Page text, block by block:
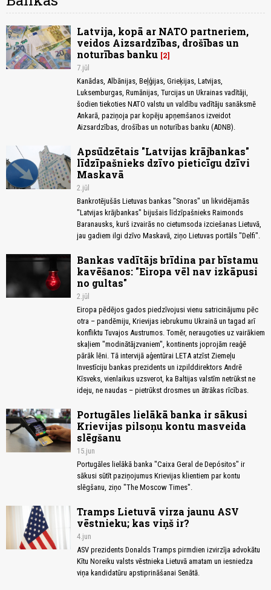
Latvija, kopā ar NATO partneriem,
veidos Aizsardzības, drošības un
noturības banku 2
7.jūl
Kanādas, Albānijas, Beļģijas, Grieķijas, Latvijas,
Luksemburgas, Rumānijas, Turcijas un Ukrainas vadītāji,
šodien tiekoties NATO valstu un valdību vadītāju sanāksmē
Ankarā, paziņoja par kopēju apņemšanos izveidot
Aizsardzības, drošības un noturības banku (ADNB).
Apsūdzētais "Latvijas krājbankas"
līdzīpašnieks dzīvo pieticīgu dzīvi
Maskavā
2.jūl
Bankrotējušās Lietuvas bankas "Snoras" un likvidējamās
"Latvijas krājbankas" bijušais līdzīpašnieks Raimonds
Baranausks, kurš izvairās no cietumsoda izciešanas Lietuvā,
jau gadiem ilgi dzīvo Maskavā, ziņo Lietuvas portāls "Delfi".
Bankas vadītājs brīdina par bīstamu
kavēšanos: "Eiropa vēl nav izkāpusi
no gultas"
2.jūl
Eiropa pēdējos gados piedzīvojusi vienu satricinājumu pēc
otra – pandēmiju, Krievijas iebrukumu Ukrainā un tagad arī
konfliktu Tuvajos Austrumos. Tomēr, neraugoties uz vairākiem
skaļiem "modinātājzvaniem", kontinents joprojām reaģē
pārāk lēni. Tā intervijā aģentūrai LETA atzīst Ziemeļu
Investīciju bankas prezidents un izpilddirektors Andrē
Kīsveks, vienlaikus uzsverot, ka Baltijas valstīm netrūkst ne
ideju, ne naudas – pietrūkst drosmes un ātrākas rīcības.
Portugāles lielākā banka ir sākusi
Krievijas pilsoņu kontu masveida
slēgšanu
15.jun
Portugāles lielākā banka "Caixa Geral de Depósitos" ir
sākusi sūtīt paziņojumus Krievijas klientiem par kontu
slēgšanu, ziņo "The Moscow Times".
Tramps Lietuvā virza jaunu ASV
vēstnieku; kas viņš ir?
4.jun
ASV prezidents Donalds Tramps pirmdien izvirzīja advokātu
Kītu Noreiku valsts vēstnieka Lietuvā amatam un iesniedza
viņa kandidatūru apstiprināšanai Senātā.